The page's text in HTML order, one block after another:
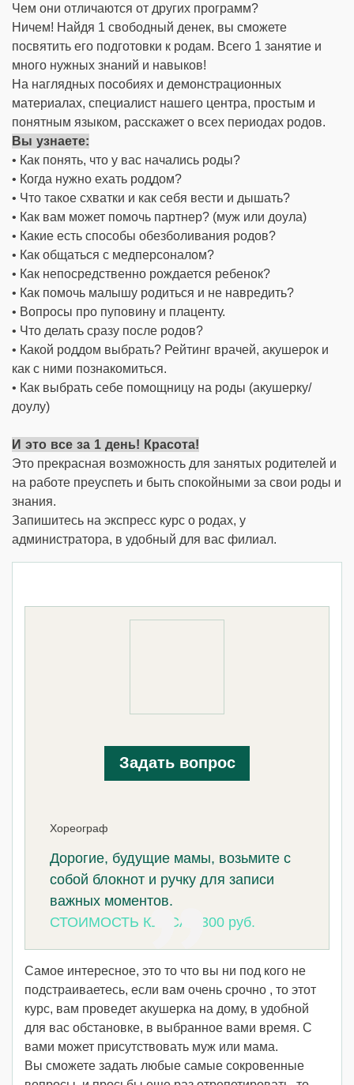
Чем они отличаются от других программ?
Ничем! Найдя 1 свободный денек, вы сможете
посвятить его подготовки к родам. Всего 1 занятие и
много нужных знаний и навыков!
На наглядных пособиях и демонстрационных
материалах, специалист нашего центра, простым и
понятным языком, расскажет о всех периодах родов.
Вы узнаете:
• Как понять, что у вас начались роды?
• Когда нужно ехать роддом?
• Что такое схватки и как себя вести и дышать?
• Как вам может помочь партнер? (муж или доула)
• Какие есть способы обезболивания родов?
• Как общаться с медперсоналом?
• Как непосредственно рождается ребенок?
• Как помочь малышу родиться и не навредить?
• Вопросы про пуповину и плаценту.
• Что делать сразу после родов?
• Какой роддом выбрать? Рейтинг врачей, акушерок и
как с ними познакомиться.
• Как выбрать себе помощницу на роды (акушерку/
доулу)
И это все за 1 день! Красота!
Это прекрасная возможность для занятых родителей и
на работе преуспеть и быть спокойными за свои роды и
знания.
Запишитесь на экспресс курс о родах, у
администратора, в удобный для вас филиал.
Задать вопрос
Хореограф
Дорогие, будущие мамы, возьмите с
собой блокнот и ручку для записи
важных моментов.
СТОИМОСТЬ КУРСА 8300 руб.
Самое интересное, это то что вы ни под кого не
подстраиваетесь, если вам очень срочно , то этот
курс, вам проведет акушерка на дому, в удобной
для вас обстановке, в выбранное вами время. С
вами может присутствовать муж или мама.
Вы сможете задать любые самые сокровенные